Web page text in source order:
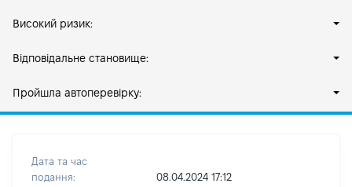
Високий ризик:
Відповідальне становище:
Пройшла автоперевірку:
Дата та час
подання:
08.04.2024 17:12